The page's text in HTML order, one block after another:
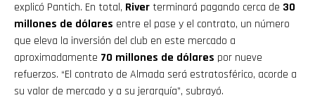
explicó Pantich. En total, Riverterminará pagando cerca de 30
millones de dólares entre el pase y el contrato, un número
que eleva la inversión del club en este mercado a
aproximadamente 70 millones de dólares por nueve
refuerzos. “El contrato de Almada será estratosférico, acorde a
su valor de mercado y a su jerarquía”, subrayó.